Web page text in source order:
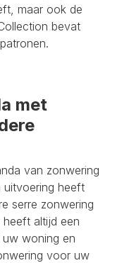
maar ook de
bevat
met
van zonwering
uitvoering heeft
serre zonwering
altijd een
woning en
voor uw